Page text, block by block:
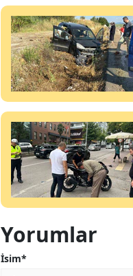
Yorumlar
İsim*